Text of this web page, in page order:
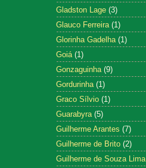
Gladston Lage (3)
Glauco Ferreira (1)
Glorinha Gadelha (1)
Goiá (1)
Gonzaguinha (9)
Gordurinha (1)
Graco Sílvio (1)
Guarabyra (5)
Guilherme Arantes (7)
Guilherme de Brito (2)
Guilherme de Souza Lima